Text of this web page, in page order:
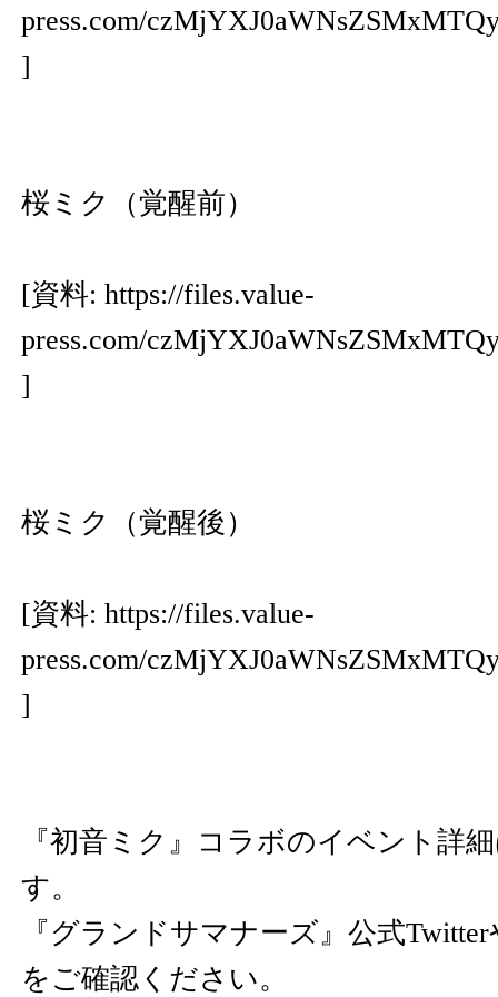
press.com/
]
桜ミク（覚醒前）
[資料: https://files.value-
press.com/
]
桜ミク（覚醒後）
[資料: https://files.value-
press.com/
]
『初音ミク』コラボのイベント詳
す。
『グランドサマナーズ』公式
をご確認ください。